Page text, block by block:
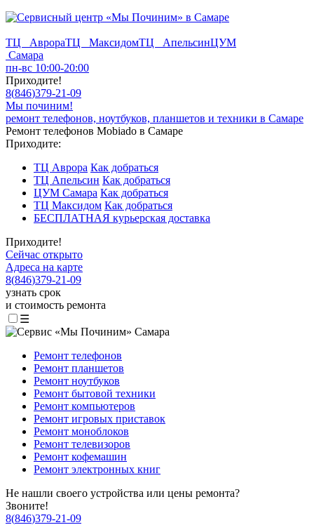
ТЦ АврораТЦ МаксидомТЦ АпельсинЦУМ
Самара
пн-вс 10:00-20:00
Приходите!
8(846)379-21-09
Мы починим!
ремонт телефонов, ноутбуков, планшетов и техники в Самаре
Ремонт телефонов Mobiado в Самаре
Приходите:
ТЦ Аврора Как добраться
ТЦ Апельсин Как добраться
ЦУМ Самара Как добраться
ТЦ Максидом Как добраться
БЕСПЛАТНАЯ курьерская доставка
Приходите!
Сейчас открыто
Адреса на карте
8(846)379-21-09
узнать срок
и стоимость ремонта
☰
Ремонт телефонов
Ремонт планшетов
Ремонт ноутбуков
Ремонт бытовой техники
Ремонт компьютеров
Ремонт игровых приставок
Ремонт моноблоков
Ремонт телевизоров
Ремонт кофемашин
Ремонт электронных книг
Не нашли своего устройства или цены ремонта?
Звоните!
8(846)379-21-09